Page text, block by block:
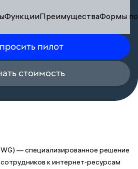
ФункцииПреимуществаФормы
пилот
стоимость
— специализированное решение
к интернет‑ресурсам